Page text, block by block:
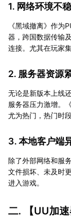
1. 网络环境不
《黑域撤离》作为
器，跨国数据传输
连接。尤其在玩家
2. 服务器资源
无论是新版本上线
服务器压力激增。
尤为热门，热门时
3. 本地客户端
除了外部网络和服
文件损坏、未及时
进入游戏。
二. 【UU加